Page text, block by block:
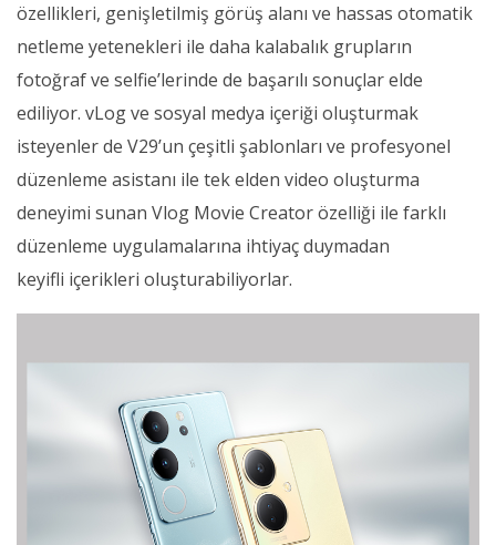
özellikleri, genişletilmiş görüş alanı ve hassas otomatik
netleme yetenekleri ile daha kalabalık grupların
fotoğraf ve selfie’lerinde de başarılı sonuçlar elde
ediliyor. vLog ve sosyal medya içeriği oluşturmak
isteyenler de V29’un çeşitli şablonları ve profesyonel
düzenleme asistanı ile tek elden video oluşturma
deneyimi sunan Vlog Movie Creator özelliği ile farklı
düzenleme uygulamalarına ihtiyaç duymadan
keyifli içerikleri oluşturabiliyorlar.